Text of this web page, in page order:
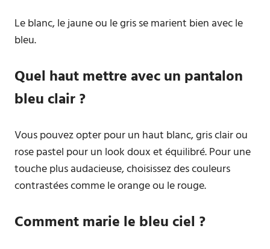
Le blanc, le jaune ou le gris se marient bien avec le
bleu.
Quel haut mettre avec un pantalon
bleu clair ?
Vous pouvez opter pour un haut blanc, gris clair ou
rose pastel pour un look doux et équilibré. Pour une
touche plus audacieuse, choisissez des couleurs
contrastées comme le orange ou le rouge.
Comment marie le bleu ciel ?